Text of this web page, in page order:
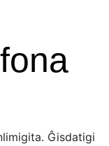
Ĝisdatigi